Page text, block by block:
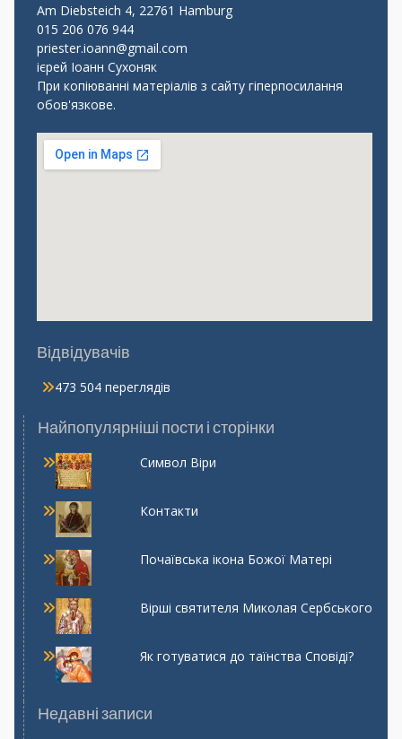
Am Diebsteich 4, 22761 Hamburg
015 206 076 944
priester.ioann@gmail.com
ієрей Іоанн Сухоняк
При копіюванні матеріалів з сайту гіперпосилання
обов'язкове.
Відвідувачів
473 504 переглядів
Найпопулярніші пости і сторінки
Символ Віри
Контакти
Почаївська ікона Божої Матері
Вірші святителя Миколая Сербського
Як готуватися до таїнства Сповіді?
Недавні записи